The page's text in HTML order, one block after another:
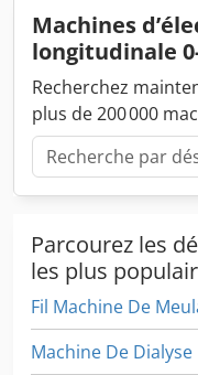
Machines
longitudinale
Recherchez
plus de 200 000
Parcourez les
les plus
Fil Machine De
Machine De Dialyse